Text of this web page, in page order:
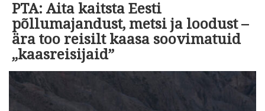
PTA: Aita kaitsta Eesti
põllumajandust, metsi ja loodust –
ära too reisilt kaasa soovimatuid
„kaasreisijaid”